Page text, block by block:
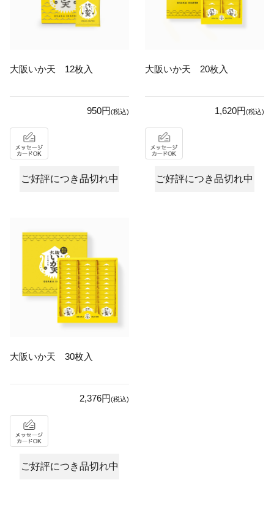
大阪いか天 12枚入
950円(税込)
ご好評につき品切れ中
大阪いか天 20枚入
1,620円(税込)
ご好評につき品切れ中
大阪いか天 30枚入
2,376円(税込)
ご好評につき品切れ中